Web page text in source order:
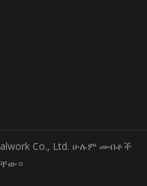
Co., Ltd. ሁሉም መብቶች